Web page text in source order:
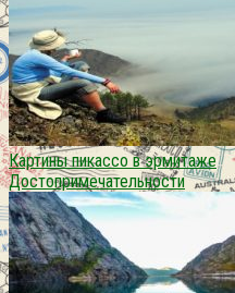
Картины пикассо в эрмитаже
Достопримечательности